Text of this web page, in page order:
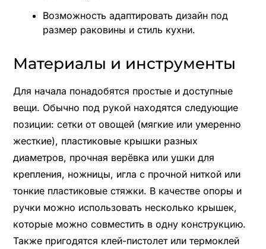
Возможность адаптировать дизайн под
размер раковины и стиль кухни.
Материалы и инструменты
Для начала понадобятся простые и доступные
вещи. Обычно под рукой находятся следующие
позиции: сетки от овощей (мягкие или умеренно
жесткие), пластиковые крышки разных
диаметров, прочная верёвка или ушки для
крепления, ножницы, игла с прочной ниткой или
тонкие пластиковые стяжки. В качестве опоры и
ручки можно использовать несколько крышек,
которые можно совместить в одну конструкцию.
Также пригодятся клей-пистолет или термоклей